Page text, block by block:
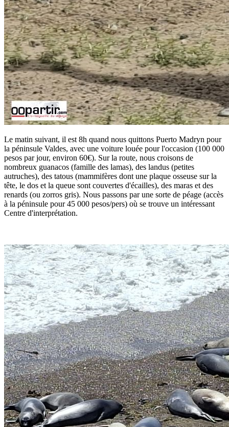
Le matin suivant, il est 8h quand nous quittons Puerto Madryn pour
la péninsule Valdes, avec une voiture louée pour l'occasion (100 000
pesos par jour, environ 60€). Sur la route, nous croisons de
nombreux guanacos (famille des lamas), des landus (petites
autruches), des tatous (mammifères dont une plaque osseuse sur la
tête, le dos et la queue sont couvertes d'écailles), des maras et des
renards (ou zorros gris). Nous passons par une sorte de péage (accès
à la péninsule pour 45 000 pesos/pers) où se trouve un intéressant
Centre d'interprétation.